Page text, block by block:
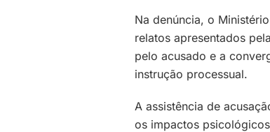
Na denúncia, o
relatos apresentados
pelo acusado e a
instrução processual.
A assistência de
os impactos